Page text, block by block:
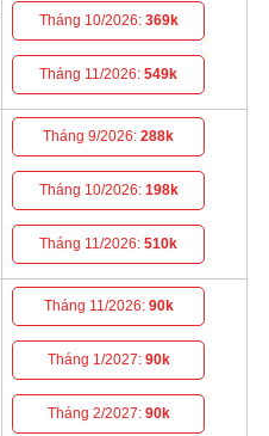
Tháng 10/2026: 369k
Tháng 11/2026:549k
Tháng 9/2026:288k
Tháng 10/2026: 198k
Tháng 11/2026:510k
Tháng 11/2026: 90k
Tháng 1/2027: 90k
Tháng 2/2027: 90k